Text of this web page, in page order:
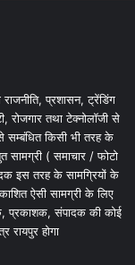
प्रशासन, ट्रेंडिंग
तथा टेक्नोलॉजी से
किसी भी तरह के
सामग्री ( समाचार / फोटो
इस तरह के सामग्रियों के
ऐसी सामग्री के लिए
प्रकाशक, संपादक की कोई
रायपुर होगा